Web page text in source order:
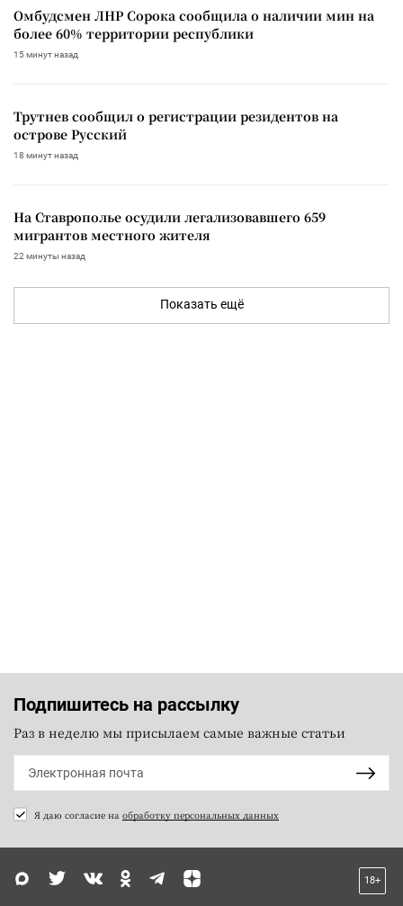
Омбудсмен ЛНР Сорока сообщила о наличии мин на
более 60% территории республики
15 минут назад
Трутнев сообщил о регистрации резидентов на
острове Русский
18 минут назад
На Ставрополье осудили легализовавшего 659
мигрантов местного жителя
22 минуты назад
Показать ещё
Подпишитесь на рассылку
Раз в неделю мы присылаем самые важные статьи
Я даю согласие на обработку персональных данных
18+